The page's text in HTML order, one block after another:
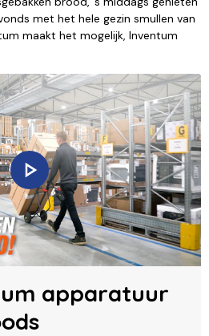
met het hele gezin smullen van
maakt het mogelijk, Inventum
apparatuur